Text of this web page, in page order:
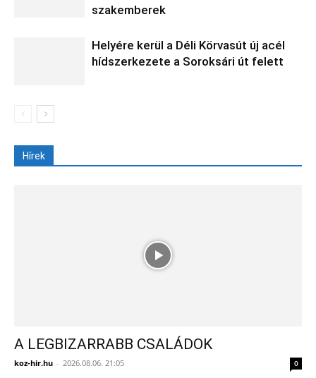
szakemberek
Helyére kerül a Déli Körvasút új acél
hídszerkezete a Soroksári út felett
Hírek
A LEGBIZARRABB CSALÁDOK
koz-hir.hu - 2026.08.06. 21:05 0